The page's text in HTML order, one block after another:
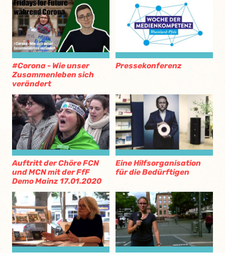
#Corona - Wie unser
Zusammenleben sich
verändert
Pressekonferenz
Auftritt der Chöre FCN
und MCN mit der FfF
Demo Mainz 17.01.2020
Eine Hilfsorganisation
für die Bedürftigen